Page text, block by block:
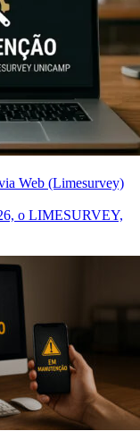
Web (Limesurvey)
o LIMESURVEY,